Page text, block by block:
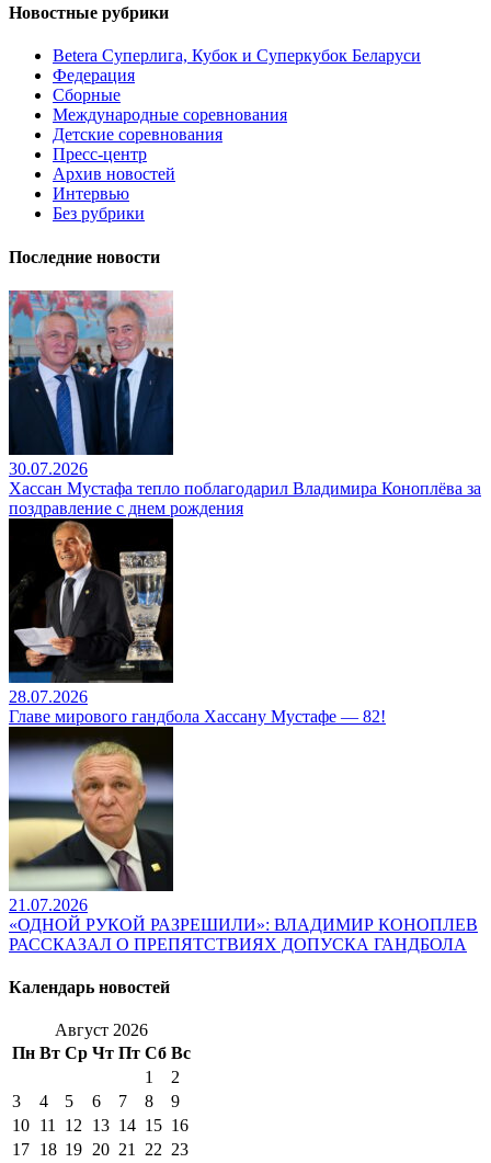
Новостные рубрики
Betera Суперлига, Кубок и Суперкубок Беларуси
Федерация
Сборные
Международные соревнования
Детские соревнования
Пресс-центр
Архив новостей
Интервью
Без рубрики
Последние новости
30.07.2026
Хассан Мустафа тепло поблагодарил Владимира Коноплёва за
поздравление с днем рождения
28.07.2026
Главе мирового гандбола Хассану Мустафе — 82!
21.07.2026
«ОДНОЙ РУКОЙ РАЗРЕШИЛИ»: ВЛАДИМИР КОНОПЛЕВ
РАССКАЗАЛ О ПРЕПЯТСТВИЯХ ДОПУСКА ГАНДБОЛА
Календарь новостей
Август 2026
Пн Вт Ср Чт Пт Сб Вс
1
2
3
4 5 6 7 8
9
10 11 12 13 14 15 16
17 18 19 20 21 22 23